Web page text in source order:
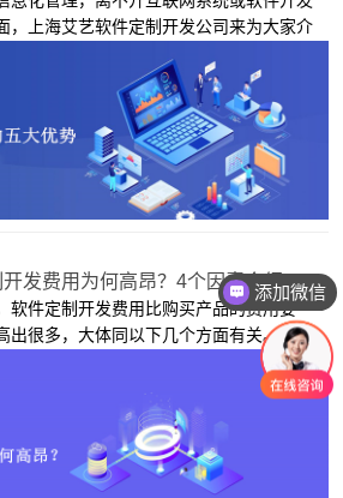
，上海艾艺软件定制开发公司来为大家介
发费用为何高昂？4个因素介绍
软件定制开发费用比购买产品的费用要
出很多，大体同以下几个方面有关。上海
添加微信